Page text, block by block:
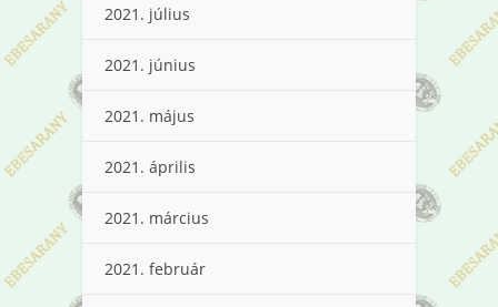
2021. július
2021. június
2021. május
2021. április
2021. március
2021. február